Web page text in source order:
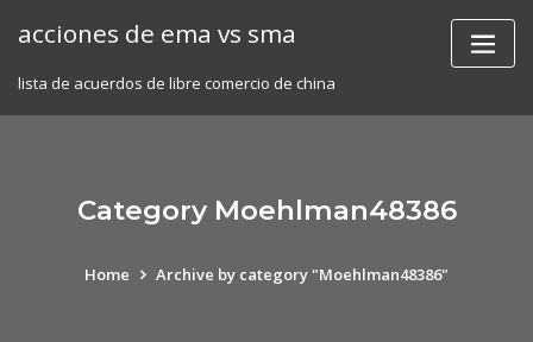
acciones de ema vs sma
lista de acuerdos de libre comercio de china
Category Moehlman48386
Home Archive by category "Moehlman48386"